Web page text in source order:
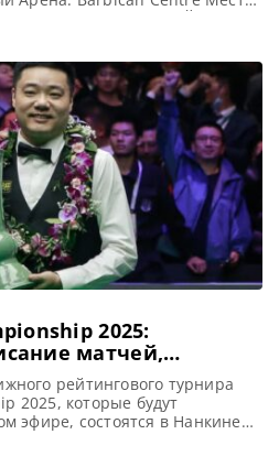
город, страна): Йорк,
сетка рейтингового
1/8 финала 1/4 финала
2025:
матчей,
рейтингового турнира
2025, которые будут
эфире, состоятся в Нанкине
totallysnookered Основные